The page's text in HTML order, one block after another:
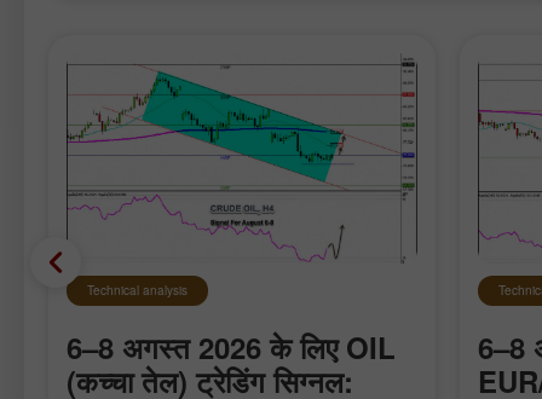
Technical analysis
6–8 अगस्त 2026 के लिए OIL
(कच्चा तेल) ट्रेडिंग सिग्नल:
6–8